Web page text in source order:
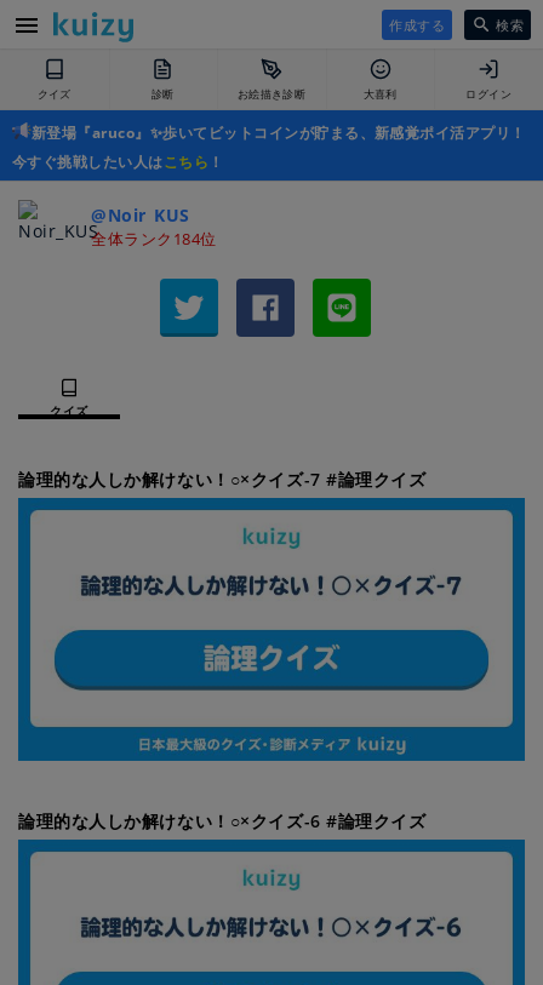
作成する 検索
クイズ 診断 お絵描き診断 大喜利 ログイン
新登場『aruco』✨歩いてビットコインが貯まる、新感覚ポイ活アプリ！
今すぐ挑戦したい人はこちら ！
@Noir_KUS
全体ランク184位
クイズ
論理的な人しか解けない！○×クイズ-7 #論理クイズ
論理的な人しか解けない！○×クイズ-6 #論理クイズ